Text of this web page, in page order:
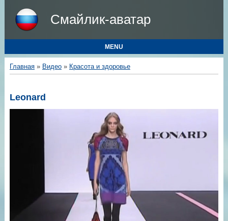
Смайлик-аватар
MENU
Главная» Видео» Красота и здоровье
Leonard